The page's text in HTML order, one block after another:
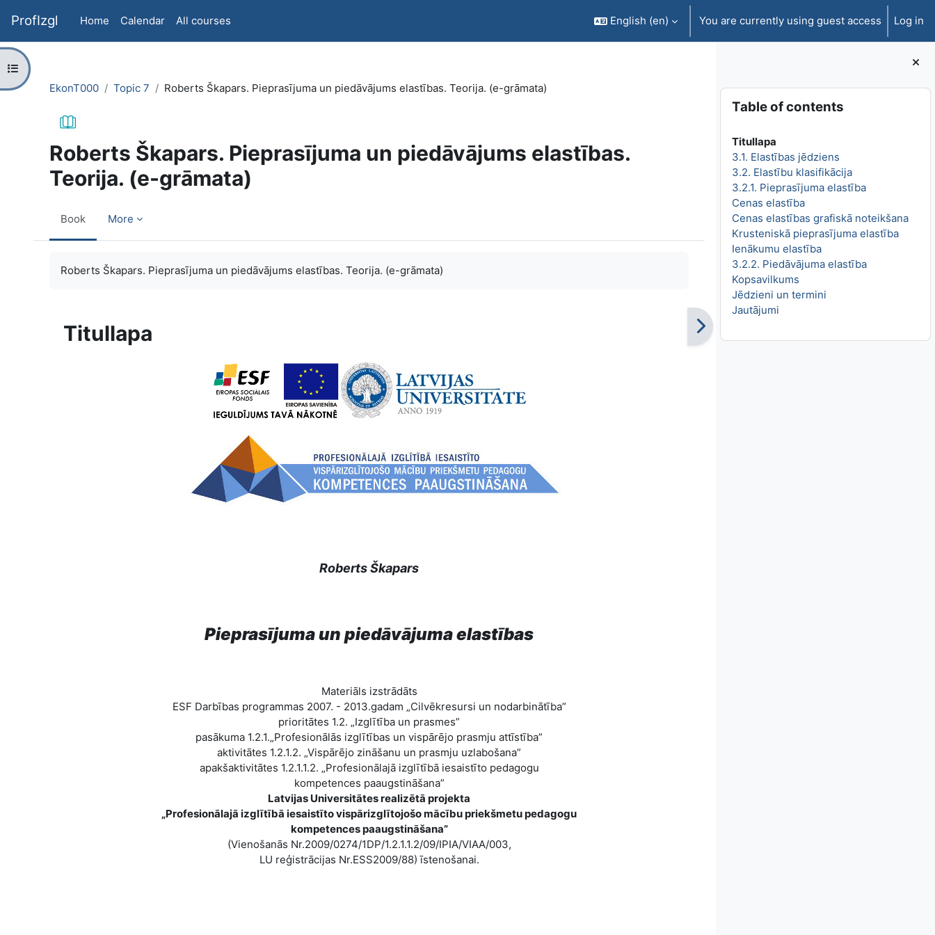
ProfIzgl Home Calendar All courses English ‎(en)‎ You are currently using guest access Log in
Blocks
Skip Table of contents
Table of contents
Titullapa
3.1. Elastības jēdziens
3.2. Elastību klasifikācija
3.2.1. Pieprasījuma elastība
Cenas elastība
Cenas elastības grafiskā noteikšana
Krusteniskā pieprasījuma elastība
Ienākumu elastība
3.2.2. Piedāvājuma elastība
Kopsavilkums
Jēdzieni un termini
Jautājumi
Open course index
EkonT000
Topic 7 Roberts Škapars. Pieprasījuma un piedāvājums elastības. Teorija. (e-grāmata)
Roberts Škapars. Pieprasījuma un piedāvājums elastības.
Teorija. (e-grāmata)
Book More
Roberts Škapars. Pieprasījuma un piedāvājums elastības. Teorija. (e-grāmata)
Titullapa
Roberts Škapars
Pieprasījuma un piedāvājuma elastības
Materiāls izstrādāts
ESF Darbības programmas 2007. - 2013.gadam „Cilvēkresursi un nodarbinātība”
prioritātes 1.2. „Izglītība un prasmes”
pasākuma 1.2.1.„Profesionālās izglītības un vispārējo prasmju attīstība”
aktivitātes 1.2.1.2. „Vispārējo zināšanu un prasmju uzlabošana”
apakšaktivitātes 1.2.1.1.2. „Profesionālajā izglītībā iesaistīto pedagogu
kompetences paaugstināšana”
Latvijas Universitātes realizētā projekta
„Profesionālajā izglītībā iesaistīto vispārizglītojošo mācību priekšmetu pedagogu
kompetences paaugstināšana”
(Vienošanās Nr.2009/0274/1DP/1.2.1.1.2/09/IPIA/VIAA/003,
LU reģistrācijas Nr.ESS2009/88) īstenošanai.